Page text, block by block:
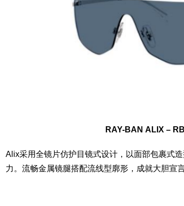
RAY-BAN ALIX –
Alix采用全镜片仿护目镜式设计，以面部包裹式
力。流畅金属镜腿搭配流线型廓形，成就大胆宣言